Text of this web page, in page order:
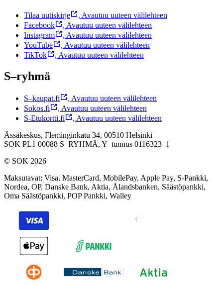
Tilaa uutiskirje , Avautuu uuteen välilehteen
Facebook
, Avautuu uuteen välilehteen
Instagram
, Avautuu uuteen välilehteen
YouTube
, Avautuu uuteen välilehteen
TikTok
, Avautuu uuteen välilehteen
S–ryhmä
S–kaupat.fi , Avautuu uuteen välilehteen
Sokos.fi
, Avautuu uuteen välilehteen
S-Etukortti.fi
, Avautuu uuteen välilehteen
Ässäkeskus, Fleminginkatu 34, 00510 Helsinki
SOK PL1 00088 S–RYHMÄ, Y–tunnus 0116323–1
© SOK 2026
Maksutavat: Visa, MasterCard, MobilePay, Apple Pay, S-Pankki,
Nordea, OP, Danske Bank, Aktia, Ålandsbanken, Säästöpankki,
Oma Säästöpankki, POP Pankki, Walley